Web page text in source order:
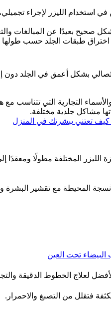
استخدام الليزر لإجراء
صحيح بعيدًا عن المبالغات
طبقات الجلد حسب طولها
بشكل أعمق في الجلد دون
التجارية التي تتناسب مع
مشاكل جلدية مختلفة.
تعتني ببشرتك في المنزل
الليزر المختلفة مطولًا ومعقدًا
المحيطة مع تقشير البشرة
البيضاء تحت العين
لعلاج الخطوط الدقيقة
فتقلل من التصبغ والاحمرار.